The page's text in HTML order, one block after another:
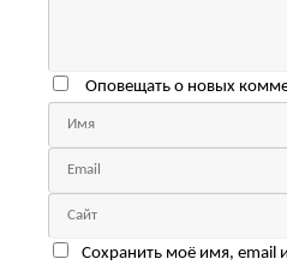
Оповещать о новых
Сохранить моё имя, email